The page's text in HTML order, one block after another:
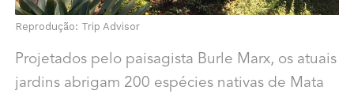
Reprodução: Trip Advisor
Projetados pelo paisagista Burle Marx, os atuais
jardins abrigam 200 espécies nativas de Mata